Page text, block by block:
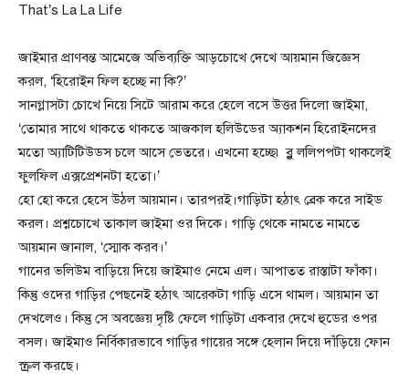
That’s La La Life
জাইমার প্রাণবন্ত আমেজে অভিব্যক্তি আড়চোখে দেখে আয়মান জিজ্ঞেস
করল, ‘হিরোইন ফিল হচ্ছে না কি?’
সানগ্লাসটা চোখে নিয়ে সিটে আরাম করে হেলে বসে উত্তর দিলো জাইমা,
‘তোমার সাথে থাকতে থাকতে আজকাল হলিউডের অ্যাকশন হিরোইনদের
মতো অ্যাটিটিউডস চলে আসে ভেতরে। এখনো হচ্ছে৷ ব্লু ললিপপটা থাকলেই
ফুলফিল এক্সপ্রেশনটা হতো।’
হো হো করে হেসে উঠল আয়মান। তারপরই।গাড়িটা হঠাৎ ব্রেক করে সাইড
করল। প্রশ্নচোখে তাকাল জাইমা ওর দিকে। গাড়ি থেকে নামতে নামতে
আয়মান জানাল, ‘স্মোক করব।’
গানের ভলিউম বাড়িয়ে দিয়ে জাইমাও নেমে এল। আপাতত রাস্তাটা ফাঁকা।
কিন্তু ওদের গাড়ির পেছনেই হঠাৎ আরেকটা গাড়ি এসে থামল। আয়মান তা
দেখলেও। কিন্তু সে অবজ্ঞেয় দৃষ্টি ফেলে গাড়িটা একবার দেখে হুডের ওপর
বসল। জাইমাও নির্বিকারভাবে গাড়ির গায়ের সঙ্গে হেলান দিয়ে দাঁড়িয়ে ফোন
স্ক্রল করছে।